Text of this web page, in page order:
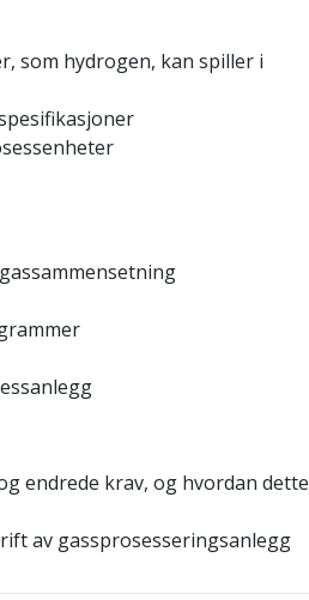
som hydrogen, kan spiller i
endrede krav, og hvordan dette
av gassprosesseringsanlegg